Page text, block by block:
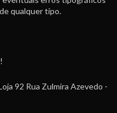
qualquer tipo.
92 Rua Zulmira Azevedo -